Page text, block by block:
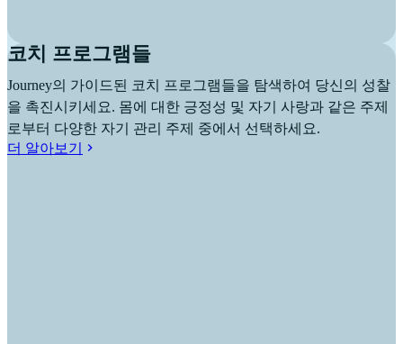
코치 프로그램들
Journey의 가이드된 코치 프로그램들을 탐색하여 당신의 성찰
을 촉진시키세요. 몸에 대한 긍정성 및 자기 사랑과 같은 주제
로부터 다양한 자기 관리 주제 중에서 선택하세요.
더 알아보기